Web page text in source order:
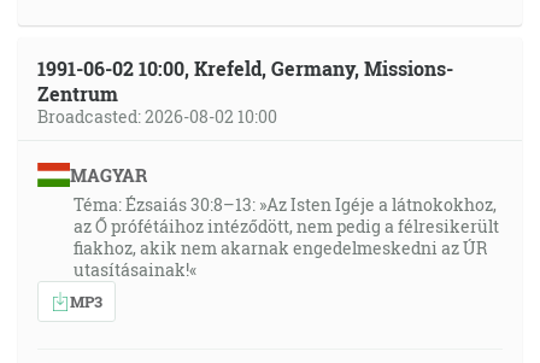
1991-06-02 10:00, Krefeld, Germany, Missions-
Zentrum
Broadcasted: 2026-08-02 10:00
MAGYAR
Téma: Ézsaiás 30:8–13: »Az Isten Igéje a látnokokhoz,
az Ő prófétáihoz intéződött, nem pedig a félresikerült
fiakhoz, akik nem akarnak engedelmeskedni az ÚR
utasításainak!«
MP3